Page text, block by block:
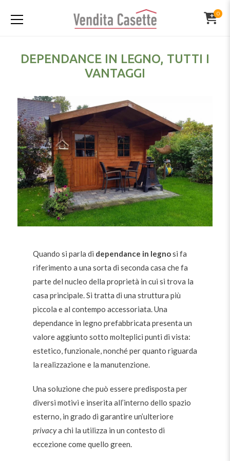
0
DEPENDANCE IN LEGNO, TUTTI I
VANTAGGI
Quando si parla di dependance in legnosi fa
riferimento a una sorta di seconda casa che fa
parte del nucleo della proprietà in cui si trova la
casa principale. Si tratta di una struttura più
piccola e al contempo accessoriata. Una
dependance in legno prefabbricata presenta un
valore aggiunto sotto molteplici punti di vista:
estetico, funzionale, nonché per quanto riguarda
la realizzazione e la manutenzione.
Una soluzione che può essere predisposta per
diversi motivi e inserita all’interno dello spazio
esterno, in grado di garantire un’ulteriore
privacya chi la utilizza in un contesto di
eccezione come quello green.